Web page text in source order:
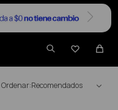

Recomendados